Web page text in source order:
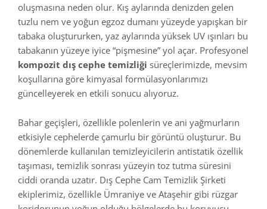
oluşmasına neden olur. Kış aylarında denizden gelen
tuzlu nem ve yoğun egzoz dumanı yüzeyde yapışkan bir
tabaka oluştururken, yaz aylarında yüksek UV ışınları bu
tabakanın yüzeye iyice “pişmesine” yol açar. Profesyonel
kompozit dış cephe temizliği süreçlerimizde, mevsim
koşullarına göre kimyasal formülasyonlarımızı
güncelleyerek en etkili sonucu alıyoruz.
Bahar geçişleri, özellikle polenlerin ve ani yağmurların
etkisiyle cephelerde çamurlu bir görüntü oluşturur. Bu
dönemlerde kullanılan temizleyicilerin antistatik özellik
taşıması, temizlik sonrası yüzeyin toz tutma süresini
ciddi oranda uzatır. Dış Cephe Cam Temizlik Şirketi
ekiplerimiz, özellikle Ümraniye ve Ataşehir gibi rüzgar